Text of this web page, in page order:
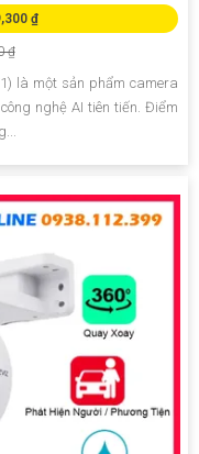
₫
₫
là một sản phẩm camera
nghệ AI tiên tiến. Điểm